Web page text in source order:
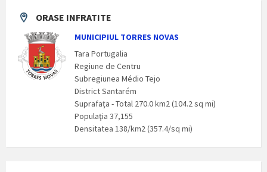
ORASE INFRATITE
MUNICIPIUL TORRES NOVAS
Tara Portugalia
Regiune de Centru
Subregiunea Médio Tejo
District Santarém
Suprafaţa - Total 270.0 km2 (104.2 sq mi)
Populaţia 37,155
Densitatea 138/km2 (357.4/sq mi)